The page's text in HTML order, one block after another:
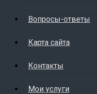
Вопросы-ответы
Карта сайта
Контакты
Мои услуги